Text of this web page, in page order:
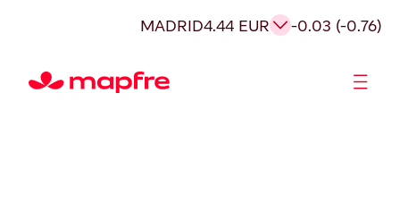
MADRID4.44 EUR -0.03 (-0.76)